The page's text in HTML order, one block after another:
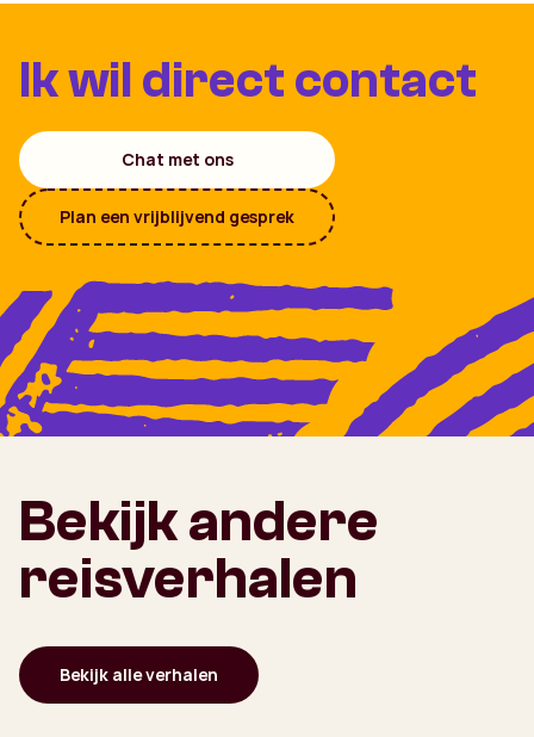
Ik wil direct contact
Chat met ons
Plan een vrijblijvend gesprek
Bekijk andere
reisverhalen
Bekijk alle verhalen